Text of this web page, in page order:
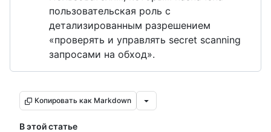
пользовательская роль с
детализированным разрешением
«проверять и управлять secret scanning
запросами на обход».
Копировать как Markdown
В этой статье